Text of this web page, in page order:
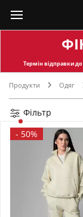
Термін відправкидо
Продукти Одяг
Фільтр
- 50%